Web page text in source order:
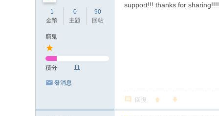
1
金幣
0
主題
90
回帖
窮鬼
積分 11
發消息
support!!! thanks for sharing!!!!
回復